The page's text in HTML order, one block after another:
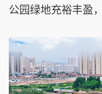
公园绿地充裕丰盈